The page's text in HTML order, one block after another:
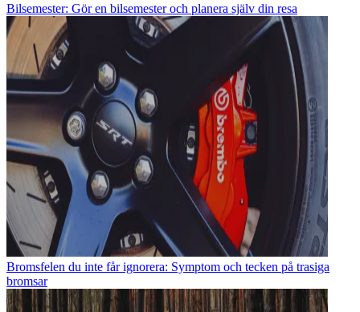
Bilsemester: Gör en bilsemester och planera själv din resa
Bromsfelen du inte får ignorera: Symptom och tecken på trasiga
bromsar